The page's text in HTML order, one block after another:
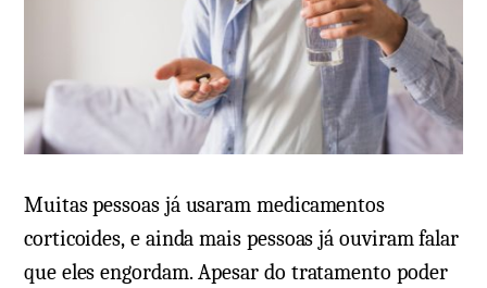
Muitas pessoas já usaram medicamentos
corticoides, e ainda mais pessoas já ouviram falar
que eles engordam. Apesar do tratamento poder